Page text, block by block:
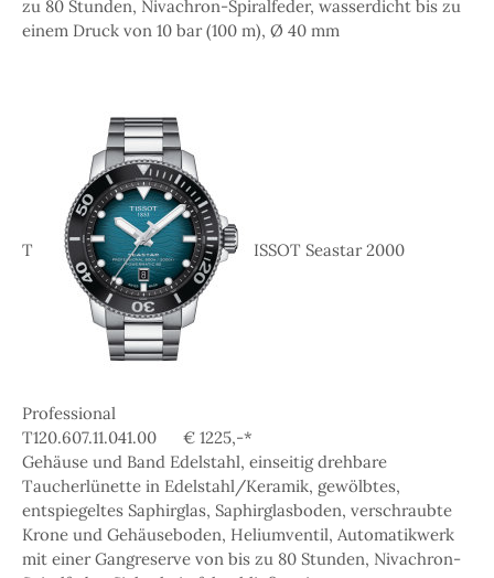
zu 80 Stunden, Nivachron-Spiralfeder, wasserdicht bis zu
einem Druck von 10 bar (100 m), Ø 40 mm
T ISSOT Seastar 2000
Professional
T120.607.11.041.00 € 1225,-*
Gehäuse und Band Edelstahl, einseitig drehbare
Taucherlünette in Edelstahl/Keramik, gewölbtes,
entspiegeltes Saphirglas, Saphirglasboden, verschraubte
Krone und Gehäuseboden, Heliumventil, Automatikwerk
mit einer Gangreserve von bis zu 80 Stunden, Nivachron-